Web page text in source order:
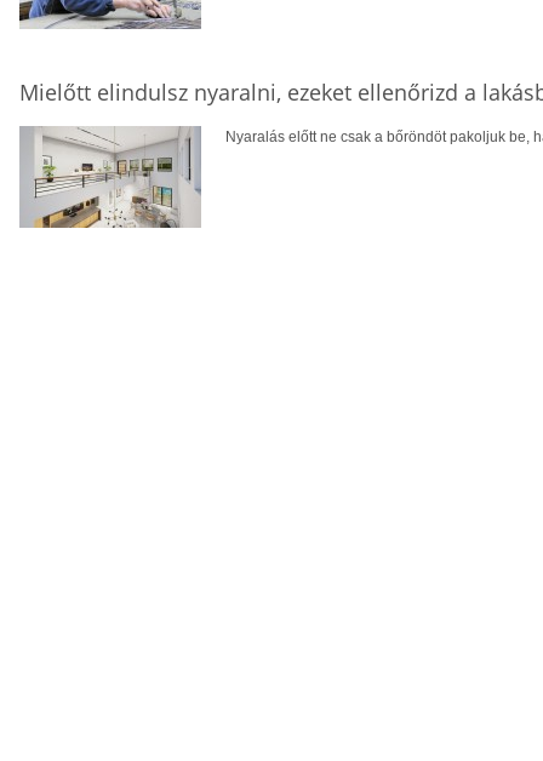
Mielőtt elindulsz nyaralni, ezeket ellenőrizd a
Nyaralás előtt ne csak a bőröndöt pakoljuk be,